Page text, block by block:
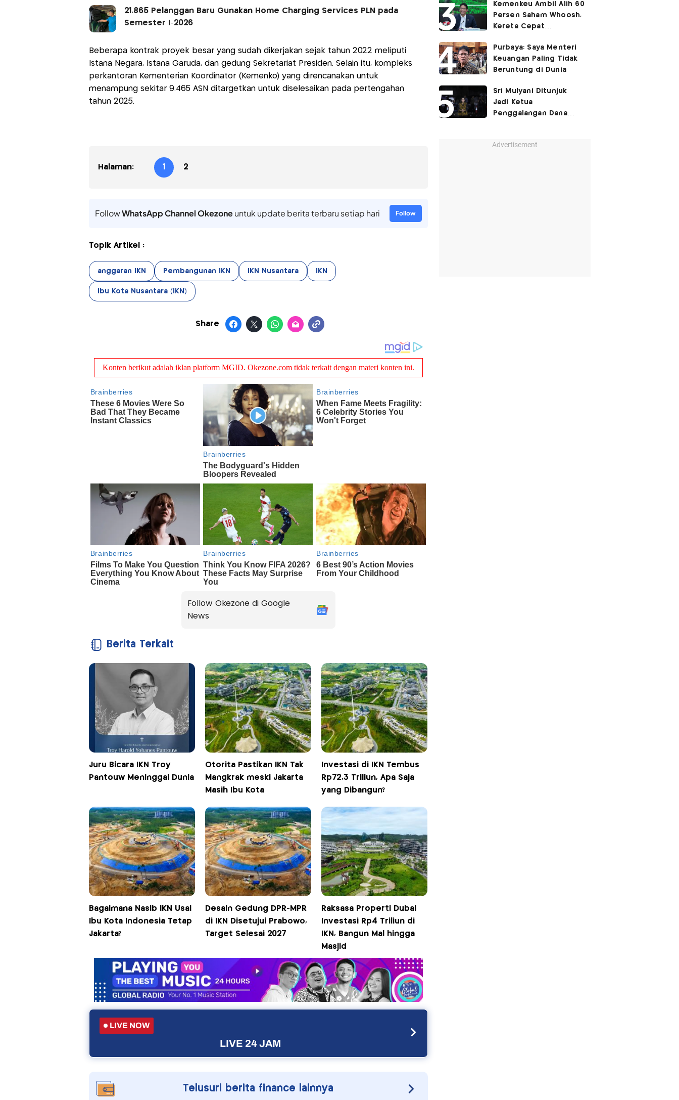
21.865 Pelanggan Baru Gunakan Home Charging Services PLN pada
Semester I-2026
Beberapa kontrak proyek besar yang sudah dikerjakan sejak tahun 2022 meliputi
Istana Negara, Istana Garuda, dan gedung Sekretariat Presiden. Selain itu, kompleks
perkantoran Kementerian Koordinator (Kemenko) yang direncanakan untuk
menampung sekitar 9.465 ASN ditargetkan untuk diselesaikan pada pertengahan
tahun 2025.
Halaman: 1 2
FollowWhatsApp Channel Okezoneuntuk update berita terbaru setiap hari Follow
Topik Artikel :
anggaran IKN Pembangunan IKN IKN Nusantara IKN
Ibu Kota Nusantara (IKN)
Share
Follow Okezone di Google
News
Berita Terkait
Juru Bicara IKN Troy
Pantouw Meninggal Dunia
Otorita Pastikan IKN Tak
Mangkrak meski Jakarta
Masih Ibu Kota
Investasi di IKN Tembus
Rp72,3 Triliun, Apa Saja
yang Dibangun?
Bagaimana Nasib IKN Usai
Ibu Kota Indonesia Tetap
Jakarta?
Desain Gedung DPR-MPR
di IKN Disetujui Prabowo,
Target Selesai 2027
Raksasa Properti Dubai
Investasi Rp4 Triliun di
IKN, Bangun Mal hingga
Masjid
LIVE NOW
LIVE 24 JAM
Telusuri berita finance lainnya
Agustus 2026
Kemenkeu Ambil Alih 60
Persen Saham Whoosh,
Kereta Cepat
Surabaya
Purbaya: Saya Menteri
Keuangan Paling Tidak
Beruntung di Dunia
Sri Mulyani Ditunjuk
Jadi Ketua
Penggalangan Dana
Advertisement